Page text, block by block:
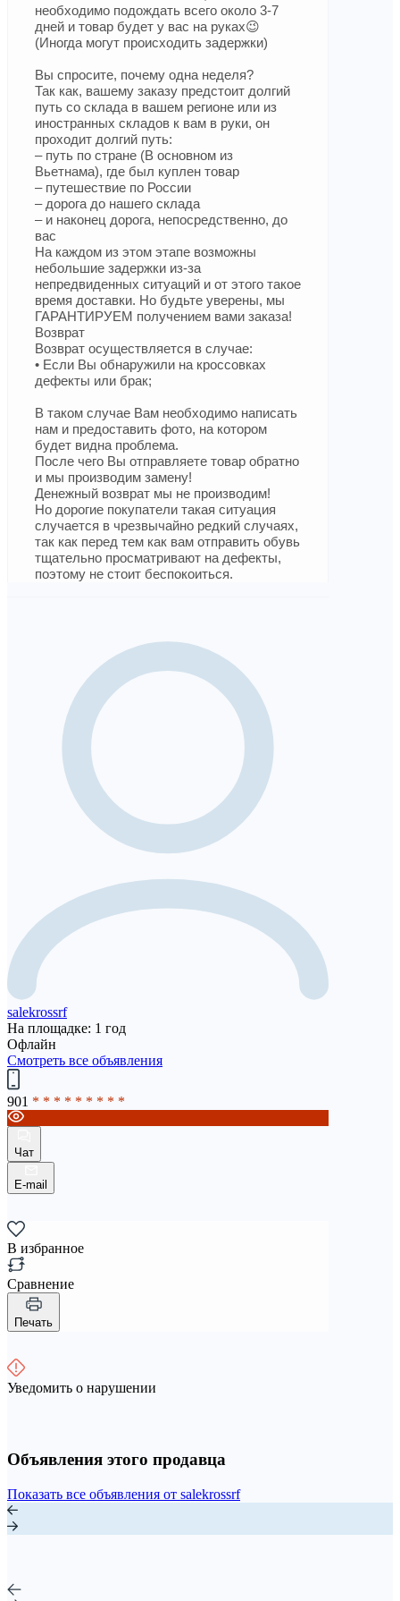
необходимо подождать всего около 3-7
дней и товар будет у вас на руках😉
(Иногда могут происходить задержки)
Вы спросите, почему одна неделя?
Так как, вашему заказу предстоит долгий
путь со склада в вашем регионе или из
иностранных складов к вам в руки, он
проходит долгий путь:
– путь по стране (В основном из
Вьетнама), где был куплен товар
– путешествие по России
– дорога до нашего склада
– и наконец дорога, непосредственно, до
вас
На каждом из этом этапе возможны
небольшие задержки из-за
непредвиденных ситуаций и от этого такое
время доставки. Но будьте уверены, мы
ГАРАНТИРУЕМ получением вами заказа!
Возврат
Возврат осуществляется в случае:
• Если Вы обнаружили на кроссовках
дефекты или брак;
В таком случае Вам необходимо написать
нам и предоставить фото, на котором
будет видна проблема.
После чего Вы отправляете товар обратно
и мы производим замену!
Денежный возврат мы не производим!
Но дорогие покупатели такая ситуация
случается в чрезвычайно редкий случаях,
так как перед тем как вам отправить обувь
тщательно просматривают на дефекты,
поэтому не стоит беспокоиться.
salekrossrf
На площадке: 1 год
Офлайн
Смотреть все объявления
901 * * * * * * * * *
Чат
E-mail
В избранное
Сравнение
Печать
Уведомить о нарушении
Объявления этого продавца
Показать все объявления от salekrossrf